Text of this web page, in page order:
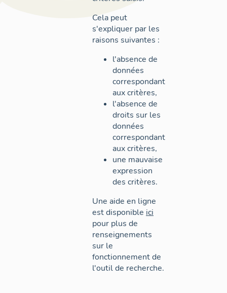
Cela peut
s'expliquer par les
raisons suivantes :
l'absence de
données
correspondant
aux critères,
l'absence de
droits sur les
données
correspondant
aux critères,
une mauvaise
expression
des critères.
Une aide en ligne
est disponible ici
pour plus de
renseignements
sur le
fonctionnement de
l'outil de recherche.